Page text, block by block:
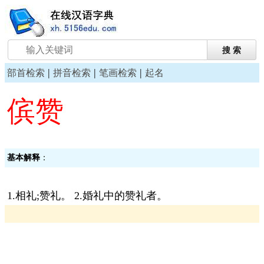
部首检索 | 拼音检索 | 笔画检索 | 起名
傧赞
基本解释 ：
1.相礼;赞礼。 2.婚礼中的赞礼者。